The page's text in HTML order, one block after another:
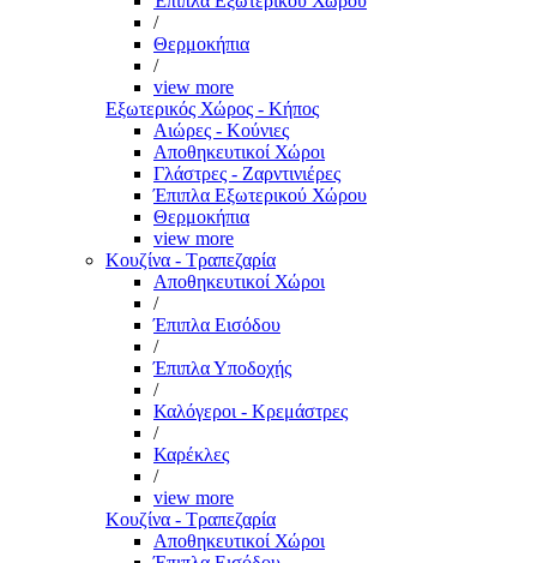
/
Θερμοκήπια
/
view more
Εξωτερικός Χώρος - Κήπος
Αιώρες - Κούνιες
Αποθηκευτικοί Χώροι
Γλάστρες - Ζαρντινιέρες
Έπιπλα Εξωτερικού Χώρου
Θερμοκήπια
view more
Κουζίνα - Τραπεζαρία
Αποθηκευτικοί Χώροι
/
Έπιπλα Εισόδου
/
Έπιπλα Υποδοχής
/
Καλόγεροι - Κρεμάστρες
/
Καρέκλες
/
view more
Κουζίνα - Τραπεζαρία
Αποθηκευτικοί Χώροι